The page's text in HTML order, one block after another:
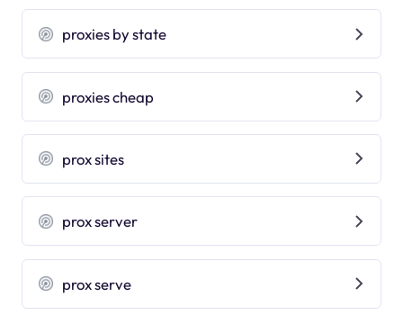
proxies by state
proxies cheap
prox sites
prox server
prox serve